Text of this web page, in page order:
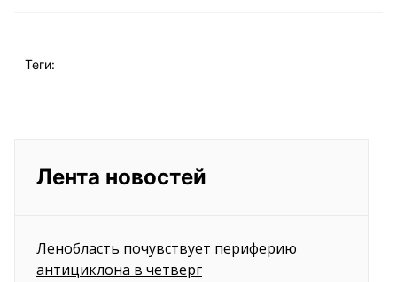
Теги:
Лента новостей
Ленобласть почувствует периферию
антициклона в четверг